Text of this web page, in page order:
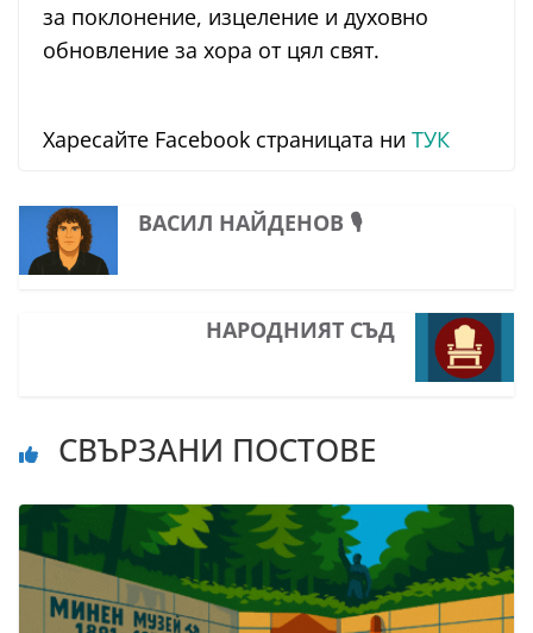
за поклонение, изцеление и духовно
обновление за хора от цял свят.
Харесайте Facebook страницата ни ТУК
ВАСИЛ НАЙДЕНОВ 🎙️
НАРОДНИЯТ СЪД
СВЪРЗАНИ ПОСТОВЕ